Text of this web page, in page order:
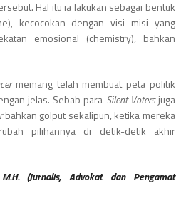
Hal itu ia lakukan sebagai bentuk
kecocokan dengan visi misi yang
emosional (chemistry), bahkan
memang telah membuat peta politik
jelas. Sebab para Silent Votersjuga
bahkan golput sekalipun, ketika mereka
pilihannya di detik-detik akhir
(Jurnalis, Advokat dan Pengamat